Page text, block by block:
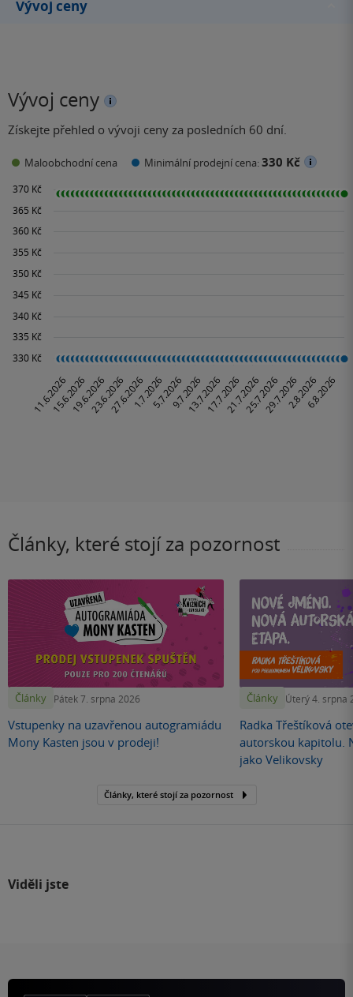
Vývoj ceny
Vývoj ceny
Získejte přehled o vývoji ceny za posledních 60 dní.
Maloobchodní cena Minimální prodejní cena:330 Kč
Články, které stojí za pozornost
Články Pátek 7. srpna 2026
Vstupenky na uzavřenou autogramiádu
Mony Kasten jsou v prodeji!
Články Úterý 4. srpna
Radka Třeštíková
autorskou kapitolu.
jako Velikovsky
Články, které stojí za pozornost
Viděli jste